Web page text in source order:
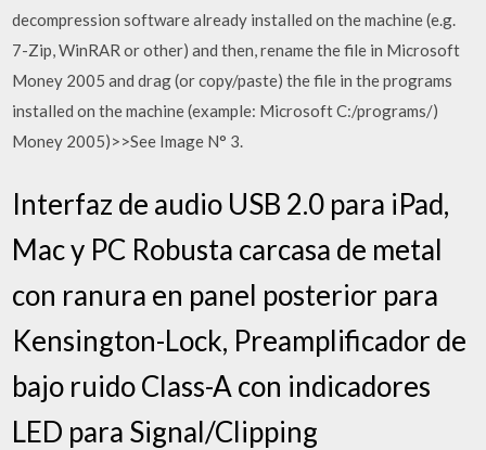
decompression software already installed on the machine (e.g.
7-Zip, WinRAR or other) and then, rename the file in Microsoft
Money 2005 and drag (or copy/paste) the file in the programs
installed on the machine (example: Microsoft C:/programs/)
Money 2005)>>See Image N° 3.
Interfaz de audio USB 2.0 para iPad,
Mac y PC Robusta carcasa de metal
con ranura en panel posterior para
Kensington-Lock, Preamplificador de
bajo ruido Class-A con indicadores
LED para Signal/Clipping